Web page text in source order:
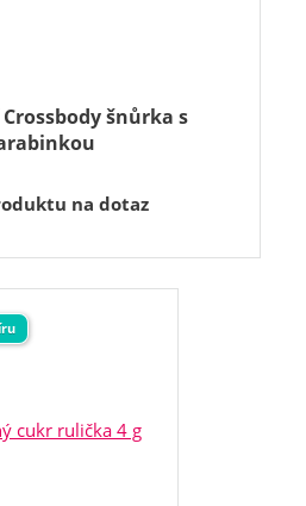
šnůrka s
na dotaz